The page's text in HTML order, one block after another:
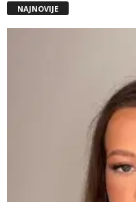
NAJNOVIJE